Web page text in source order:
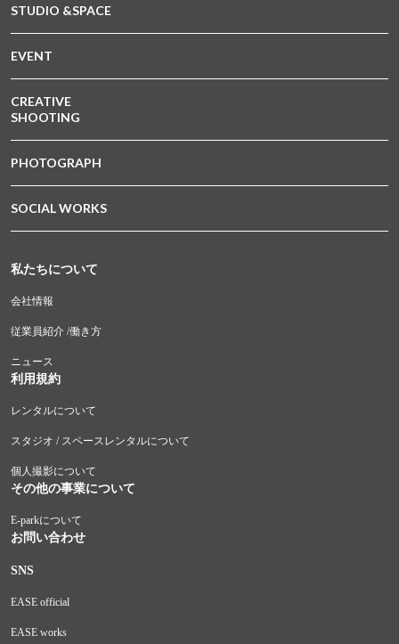
STUDIO &SPACE
EVENT
CREATIVE
SHOOTING
PHOTOGRAPH
SOCIAL WORKS
私たちについて
会社情報
従業員紹介 /働き方
ニュース
利用規約
レンタルについて
スタジオ / スペースレンタルについて
個人撮影について
その他の事業について
E-parkについて
お問い合わせ
SNS
EASE official
EASE works